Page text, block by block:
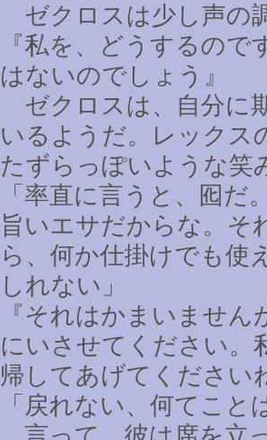
ゼクロスは少し声の
『私を、どうするの
はないのでしょう』
ゼクロスは、自分に
いるようだ。レックス
たずらっぽいような笑
「率直に言うと、囮
旨いエサだからな。そ
ら、何か仕掛けでも使
しれない」
『それはかまいませ
にいさせてください。
帰してあげてください
「戻れない、何てこと